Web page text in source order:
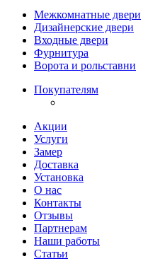
Межкомнатные двери
Дизайнерские двери
Входные двери
Фурнитура
Ворота и рольставни
Покупателям
Акции
Услуги
Замер
Доставка
Установка
О нас
Контакты
Отзывы
Партнерам
Наши работы
Статьи